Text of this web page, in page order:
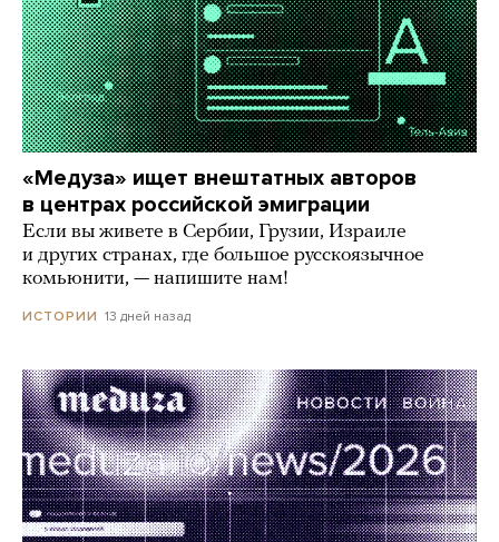
«Медуза» ищет внештатных авторов
в центрах российской эмиграции
Если вы живете в Сербии, Грузии, Израиле
и других странах, где большое русскоязычное
комьюнити, — напишите нам!
ИСТОРИИ 13 дней назад